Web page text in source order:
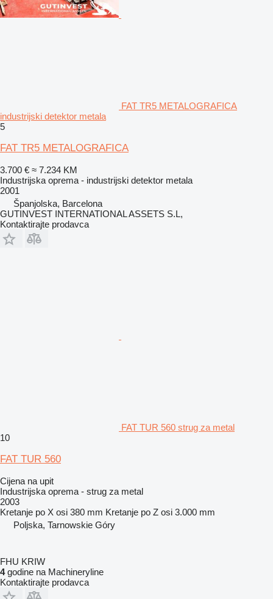
FAT TR5 METALOGRAFICA
industrijski detektor metala
5
FAT TR5 METALOGRAFICA
3.700 € ≈ 7.234 KM
Industrijska oprema - industrijski detektor metala
2001
Španjolska, Barcelona
GUTINVEST INTERNATIONAL ASSETS S.L,
Kontaktirajte prodavca
FAT TUR 560 strug za metal
10
FAT TUR 560
Cijena na upit
Industrijska oprema - strug za metal
2003
Kretanje po X osi 380 mm Kretanje po Z osi 3.000 mm
Poljska, Tarnowskie Góry
FHU KRIW
4godine na Machineryline
Kontaktirajte prodavca